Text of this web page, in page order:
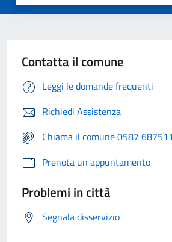
Contatta il comune
Leggi le domande frequenti
Richiedi Assistenza
Chiama il comune 0587 687511
Prenota un appuntamento
Problemi in città
Segnala disservizio